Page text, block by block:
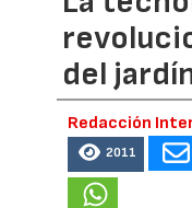
del
Redacción
2011